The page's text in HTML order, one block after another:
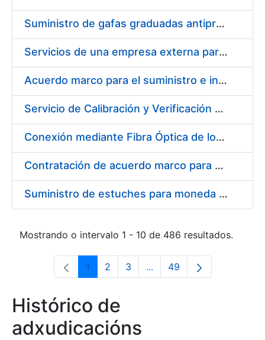
Suministro de gafas graduadas antiproyecciones para los trabajadores de la FNMT-RCM en los centros de trabajo de Madrid y Burgos
Servicios de una empresa externa para el asesoramiento y resolución de los recursos de alzada que se presentan relacionados con procesos de selección para la FNMT-RCM
Acuerdo marco para el suministro e instalación de persianas, estores y otros complementos
Servicio de Calibración y Verificación Externa de los Equipos de Medición del Servicio de Prevención de la FNMT-RCM
Conexión mediante Fibra Óptica de los Centros de Proceso de Datos (CPDs) de las sedes de la FNMT-RCM de Burgos y Madrid
Contratación de acuerdo marco para el Suministro de Material de Electricidad para la Fábrica Nacional de Moneda y Timbre-Real Casa de la Moneda en su centro de trabajo de Burgos
Suministro de estuches para moneda de 30 €
Mostrando o intervalo 1 - 10 de 486 resultados.
Páxina
1 Páxina
2 Páxina
3 ...Páxinas intermedias Use
Páxina
49
Histórico de
adxudicacións